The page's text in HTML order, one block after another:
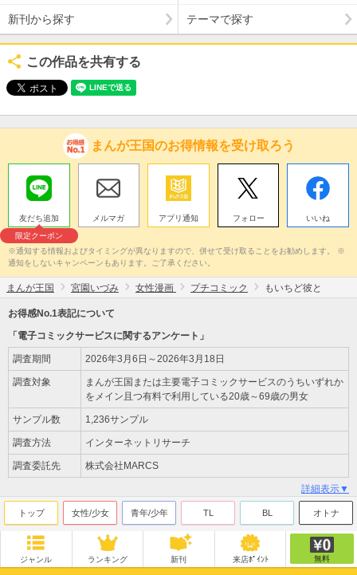
新刊から探す テーマで探す
この作品を共有する
まんが王国のお得情報を受け取ろう
友だち追加
限定クーポン
メルマガ アプリ通知 フォロー いいね
※通知する情報およびタイミングが異なりますので、併せて受け取ることをお勧めします。 ※
通知をしないキャンペーンもあります。ご了承ください。
まんが王国 宮園いづみ 女性漫画 プチコミック もいちど彼と
お得感No.1表記について
「電子コミックサービスに関するアンケート」
調査期間 2026年3月6日～2026年3月18日
調査対象
まんが王国または主要電子コミックサービスのうちいずれか
をメイン且つ有料で利用している20歳～69歳の男女
サンプル数 1,236サンプル
調査方法 インターネットリサーチ
調査委託先 株式会社MARCS
詳細表示▼
トップ 女性/少女 青年/少年 TL BL オトナ
ジャンル ランキング 新刊 来店ﾎﾟｲﾝﾄ 無料